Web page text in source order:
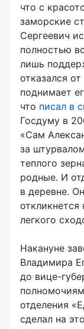
что с
заморские
Сергеевич
полностью
лишь
отказался
поднимает
что писал в
Госдуму в
«Сам
за
теплого
родные. И
в деревне.
легкого
Накануне
Владимира
до вице-
отделения
сделал на